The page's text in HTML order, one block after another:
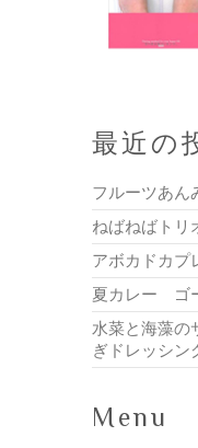
最近の
フルーツあん
ねばねばトリ
アボカドカプ
夏カレー ゴ
水菜と海藻
ぎドレッシン
Menu